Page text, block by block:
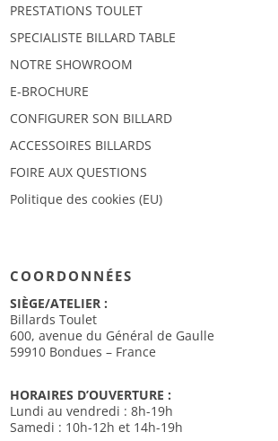
PRESTATIONS TOULET
SPECIALISTE BILLARD TABLE
NOTRE SHOWROOM
E-BROCHURE
CONFIGURER SON BILLARD
ACCESSOIRES BILLARDS
FOIRE AUX QUESTIONS
Politique des cookies (EU)
COORDONNÉES
SIÈGE/ATELIER :
Billards Toulet
600, avenue du Général de Gaulle
59910 Bondues – France
HORAIRES D’OUVERTURE :
Lundi au vendredi : 8h-19h
Samedi : 10h-12h et 14h-19h